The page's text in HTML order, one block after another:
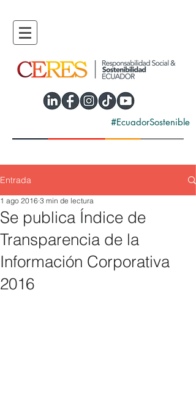
#EcuadorSostenible
Entrada
Se publica Índice de
Transparencia de la
Información Corporativa
2016
1 ago 2016 3 min de lectura